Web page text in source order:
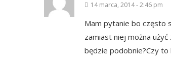
14 marca, 2014 - 2:46 pm
Mam pytanie bo często
zamiast niej można
będzie podobnie?Czy